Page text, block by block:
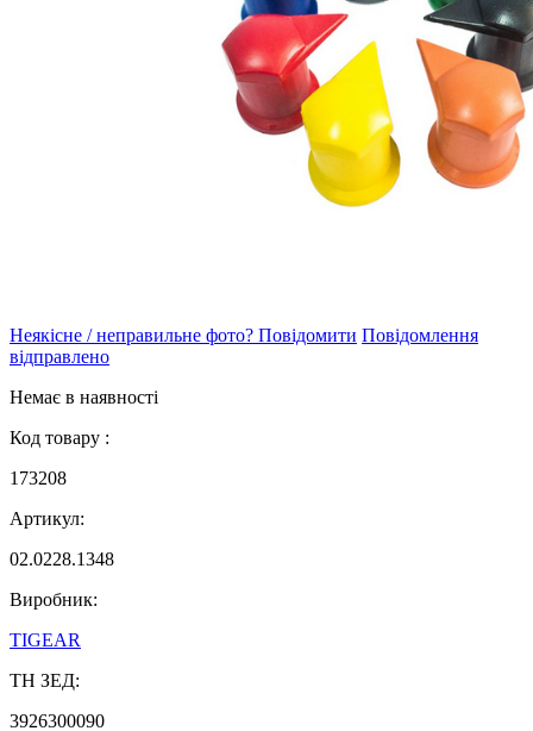
Неякісне / неправильне фото? Повідомити Повідомлення
відправлено
Немає в наявності
Код товару :
173208
Артикул:
02.0228.1348
Виробник:
TIGEAR
ТН ЗЕД:
3926300090